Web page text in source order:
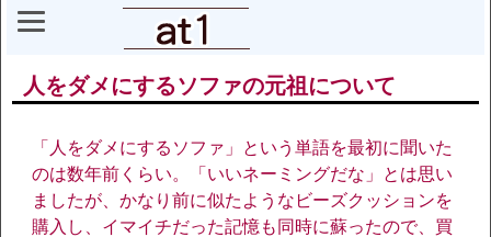
人をダメにするソファの元祖について
「人をダメにするソファ」という単語を最初に聞いた
のは数年前くらい。「いいネーミングだな」とは思い
ましたが、かなり前に似たようなビーズクッションを
購入し、イマイチだった記憶も同時に蘇ったので、買